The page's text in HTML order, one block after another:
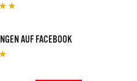
AUF FACEBOOK